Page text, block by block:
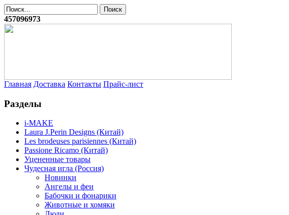
457096973
Главная Доставка Контакты Прайс-лист
Разделы
i-MAKE
Laura J.Perin Designs (Китай)
Les brodeuses parisiennes (Китай)
Passione Ricamo (Китай)
Уцененные товары
Чудесная игла (Россия)
Новинки
Ангелы и феи
Бабочки и фонарики
Животные и хомяки